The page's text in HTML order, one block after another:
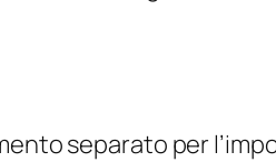
separato per